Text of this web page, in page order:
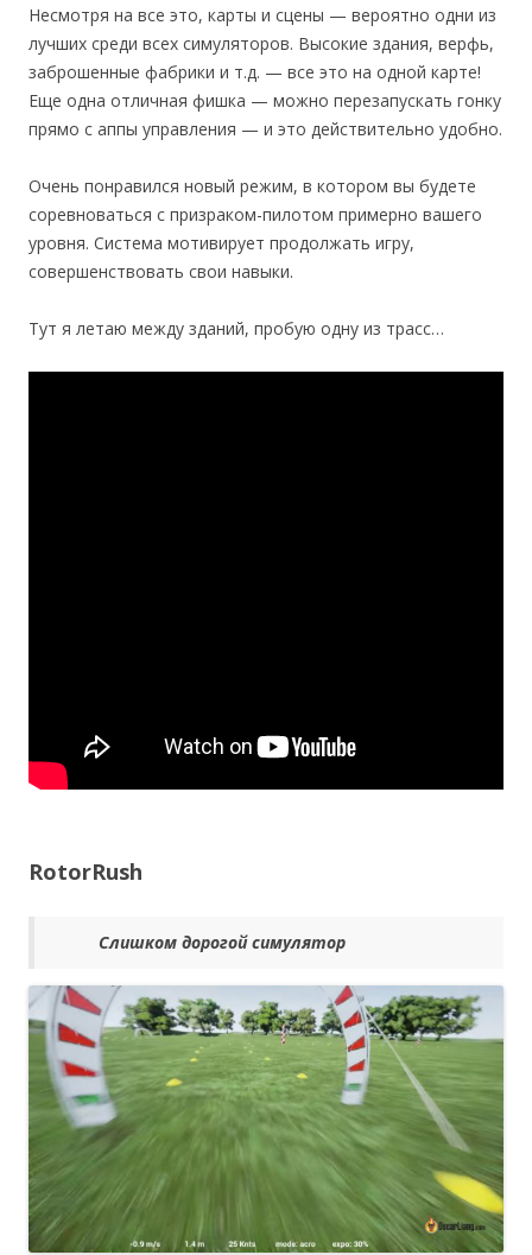
Несмотря на все это, карты и сцены — вероятно одни из
лучших среди всех симуляторов. Высокие здания, верфь,
заброшенные фабрики и т.д. — все это на одной карте!
Еще одна отличная фишка — можно перезапускать гонку
прямо с аппы управления — и это действительно удобно.
Очень понравился новый режим, в котором вы будете
соревноваться с призраком-пилотом примерно вашего
уровня. Система мотивирует продолжать игру,
совершенствовать свои навыки.
Тут я летаю между зданий, пробую одну из трасс…
RotorRush
Слишком дорогой симулятор